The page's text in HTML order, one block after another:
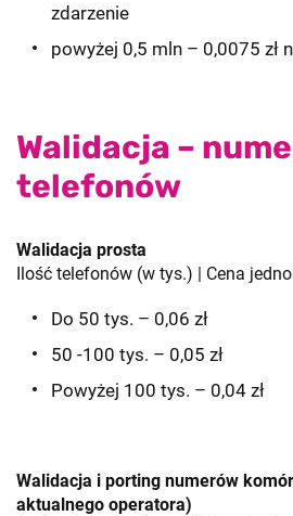
zdarzenie
powyżej 0,5 mln – 0,0075 zł
Walidacja –
telefonów
Walidacja prosta
Ilość telefonów (w tys.) | Cena
Do 50 tys. – 0,06 zł
50 -100 tys. – 0,05 zł
Powyżej 100 tys. – 0,04 zł
Walidacja i porting numerów
aktualnego operatora)